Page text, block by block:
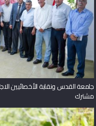
جامعة القدس ونقابة الأخصائيين
مشترك